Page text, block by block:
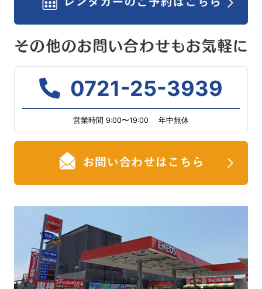
0721-25-3939
営業時間 9:00〜19:00 年中無休